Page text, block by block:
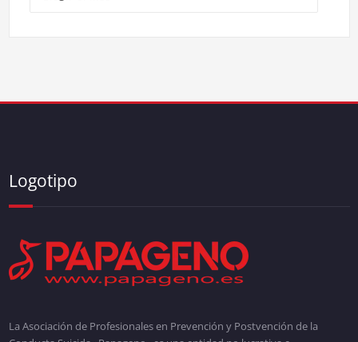
Logotipo
La Asociación de Profesionales en Prevención y Postvención de la